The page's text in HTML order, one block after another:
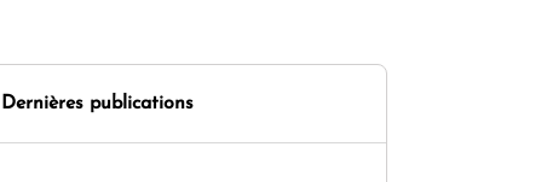
Dernières publications